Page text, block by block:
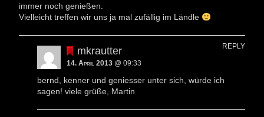
immer noch genießen.
Vielleicht treffen wir uns ja mal zufällig im Ländle
mkrautter
14. April 2013 @ 09:33
bernd, kenner und geniesser unter sich, würde ich
sagen! viele grüße, Martin
REPLY